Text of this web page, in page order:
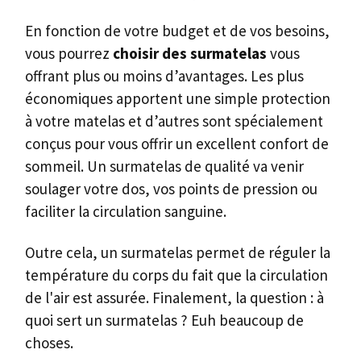
En fonction de votre budget et de vos besoins,
vous pourrez choisir des surmatelas vous
offrant plus ou moins d’avantages. Les plus
économiques apportent une simple protection
à votre matelas et d’autres sont spécialement
conçus pour vous offrir un excellent confort de
sommeil. Un surmatelas de qualité va venir
soulager votre dos, vos points de pression ou
faciliter la circulation sanguine.
Outre cela, un surmatelas permet de réguler la
température du corps du fait que la circulation
de l'air est assurée. Finalement, la question : à
quoi sert un surmatelas ? Euh beaucoup de
choses.